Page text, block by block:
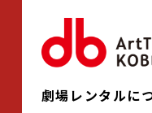
劇場レンタルに